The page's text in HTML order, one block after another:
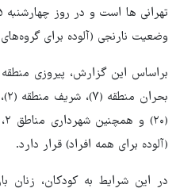
وضعیت نارنجی (آلوده برای
(آلوده برای همه افراد) قرار دارد.
در این شرایط به کودکان، زنان